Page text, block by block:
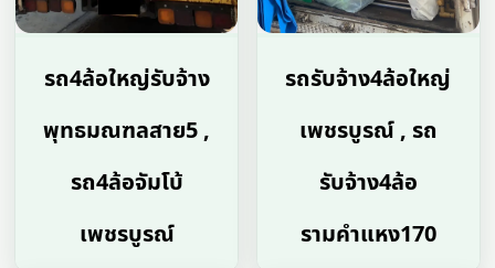
รถ4ล้อใหญ่รับจ้าง
พุทธมณฑลสาย5 ,
รถ4ล้อจัมโบ้
เพชรบูรณ์
รถรับจ้าง4ล้อใหญ่
เพชรบูรณ์ , รถ
รับจ้าง4ล้อ
รามคำแหง170